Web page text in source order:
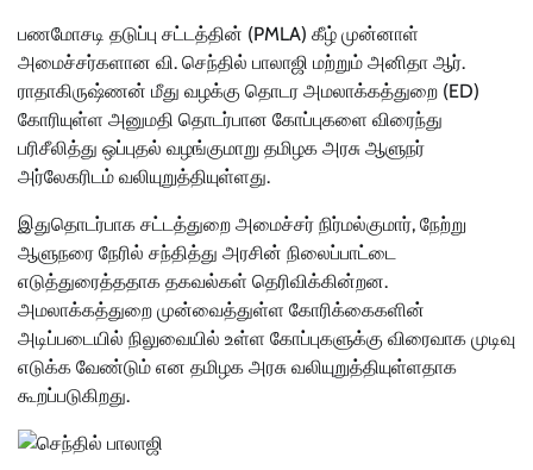
பணமோசடி தடுப்பு சட்டத்தின் (PMLA) கீழ் முன்னாள்
அமைச்சர்களான வி. செந்தில் பாலாஜி மற்றும் அனிதா ஆர்.
ராதாகிருஷ்ணன் மீது வழக்கு தொடர அமலாக்கத்துறை (ED)
கோரியுள்ள அனுமதி தொடர்பான கோப்புகளை விரைந்து
பரிசீலித்து ஒப்புதல் வழங்குமாறு தமிழக அரசு ஆளுநர்
அர்லேகரிடம் வலியுறுத்தியுள்ளது.
இதுதொடர்பாக சட்டத்துறை அமைச்சர் நிர்மல்குமார், நேற்று
ஆளுநரை நேரில் சந்தித்து அரசின் நிலைப்பாட்டை
எடுத்துரைத்ததாக தகவல்கள் தெரிவிக்கின்றன.
அமலாக்கத்துறை முன்வைத்துள்ள கோரிக்கைகளின்
அடிப்படையில் நிலுவையில் உள்ள கோப்புகளுக்கு விரைவாக முடிவு
எடுக்க வேண்டும் என தமிழக அரசு வலியுறுத்தியுள்ளதாக
கூறப்படுகிறது.